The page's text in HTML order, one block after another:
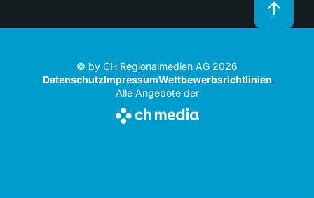
© by CH Regionalmedien AG 2026
DatenschutzImpressumWettbewerbsrichtlinien
Alle Angebote der